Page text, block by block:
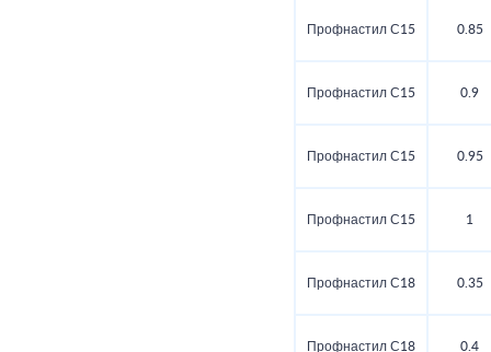
Профнастил С15 0.85
Профнастил С15 0.9
Профнастил С15 0.95
Профнастил С15 1
Профнастил С18 0.35
Профнастил С18 0.4